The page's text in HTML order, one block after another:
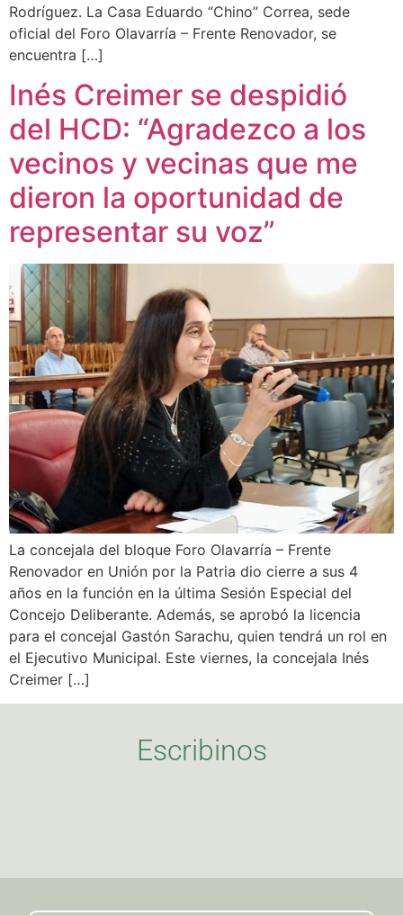
Rodríguez. La Casa Eduardo “Chino” Correa, sede
oficial del Foro Olavarría – Frente Renovador, se
encuentra […]
Inés Creimer se despidió
del HCD: “Agradezco a los
vecinos y vecinas que me
dieron la oportunidad de
representar su voz”
La concejala del bloque Foro Olavarría – Frente
Renovador en Unión por la Patria dio cierre a sus 4
años en la función en la última Sesión Especial del
Concejo Deliberante. Además, se aprobó la licencia
para el concejal Gastón Sarachu, quien tendrá un rol en
el Ejecutivo Municipal. Este viernes, la concejala Inés
Creimer […]
Escribinos